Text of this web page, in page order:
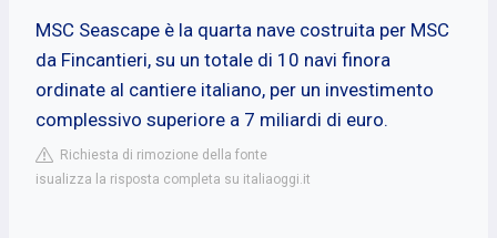
MSC Seascape è la quarta nave costruita per MSC
da Fincantieri, su un totale di 10 navi finora
ordinate al cantiere italiano, per un investimento
complessivo superiore a 7 miliardi di euro.
Richiesta di rimozione della fonte
isualizza la risposta completa su italiaoggi.it